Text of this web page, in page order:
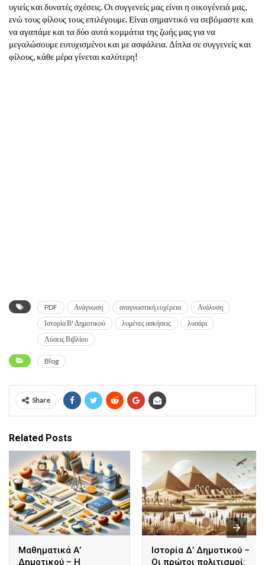
υγιείς και δυνατές σχέσεις. Οι συγγενείς μας είναι η οικογένειά μας,
ενώ τους φίλους τους επιλέγουμε. Είναι σημαντικό να σεβόμαστε και
να αγαπάμε και τα δύο αυτά κομμάτια της ζωής μας για να
μεγαλώσουμε ευτυχισμένοι και με ασφάλεια. Δίπλα σε συγγενείς και
φίλους, κάθε μέρα γίνεται καλύτερη!
PDF Ανάγνωση αναγνωστική ευχέρεια
Ανάλυση
Ιστορία Β' Δημοτικού
λυμένες ασκήσεις
λυσάρι
Λύσεις Βιβλίου
Blog
Share
Related Posts
Μαθηματικά Α’
Δημοτικού – Η
Ιστορία Δ’ Δημοτικού –
Οι πρώτοι πολιτισμοί: